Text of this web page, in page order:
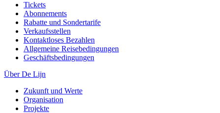
Tickets
Abonnements
Rabatte und Sondertarife
Verkaufsstellen
Kontaktloses Bezahlen
Allgemeine Reisebedingungen
Geschäftsbedingungen
Über De Lijn
Zukunft und Werte
Organisation
Projekte